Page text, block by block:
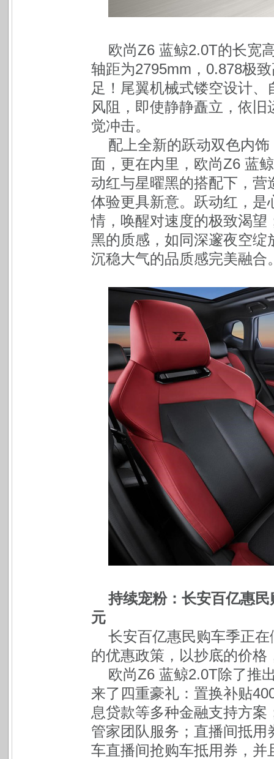
欧尚Z6 蓝鲸2.0T的长宽
轴距为2795mm，0.878极
足！尾翼机械式镂空设计
风阻，即使静静矗立，依旧
觉冲击。
配上全新的跃动双色内
面，更在内里，欧尚Z6 蓝
动红与星曜黑的搭配下，
体验更具新意。跃动红，
情，唤醒对速度的极致渴
黑的质感，如同深邃夜空
沉稳大气的品质感完美融合
持续宠粉：长安百亿惠
元
长安百亿惠民购车季正
的优惠政策，以抄底的价
欧尚Z6 蓝鲸2.0T除了推
来了四重豪礼：置换补贴
息贷款等多种金融支持方
管家团队服务；直播间抵
车直播间抢购车抵用券，